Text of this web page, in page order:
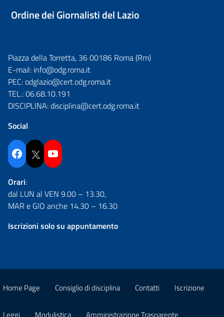
Ordine dei Giornalisti del Lazio
Piazza della Torretta, 36 00186 Roma (Rm)
E-mail: info@odg.roma.it
PEC:odglazio@cert.odg.roma.it
TEL.:06.68.10.191
DISCIPLINA:disciplina@cert.odg.roma.it
Social
Facebook Twitter YouTube
Orari:
dal LUN al VEN 9.00 – 13.30,
MAR e GIO anche 14.30 – 16.30
Iscrizioni solo su appuntamento
Home Page Consiglio di disciplina Contatti Iscrizione
Leggi Modulistica Amministrazione Trasparente